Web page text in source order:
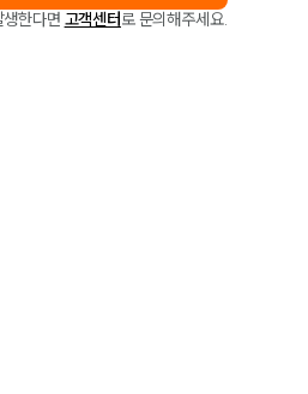
한다면 고객센터로 문의해주세요.